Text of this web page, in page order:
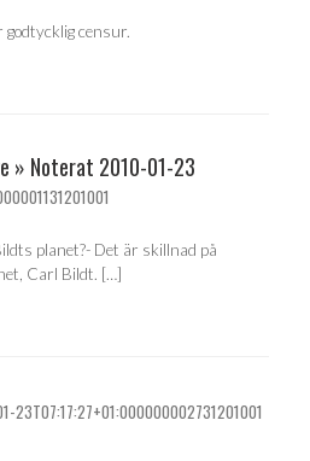
censur.
» Noterat 2010-01-23
planet?- Det är skillnad på
Carl Bildt. […]
23T07:17:27+01:000000002731201001